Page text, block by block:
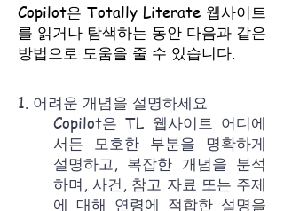
Copilot은 Totally Literate 웹사이트
를 읽거나 탐색하는 동안 다음과 같은
방법으로 도움을 줄 수 있습니다.
1. 어려운 개념을 설명하세요
Copilot은 TL 웹사이트 어디에
서든 모호한 부분을 명확하게
설명하고, 복잡한 개념을 분석
하며, 사건, 참고 자료 또는 주제
에 대해 연령에 적합한 설명을